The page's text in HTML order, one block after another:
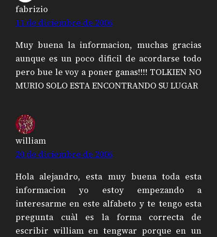
fabrizio
11 de diciembre de 2006
Muy buena la informacion, muchas gracias
aunque es un poco dificil de acordarse todo
pero bue le voy a poner ganas!!!! TOLKIEN NO
MURIO SOLO ESTA ENCONTRANDO SU LUGAR
william
20 de diciembre de 2006
Hola alejandro, esta muy buena toda esta
informacion yo estoy empezando a
interesarme en este alfabeto y te tengo esta
pregunta cuàl es la forma correcta de
escribir william en tengwar porque en un